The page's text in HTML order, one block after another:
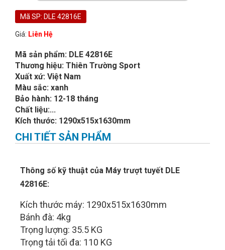
Mã SP: DLE 42816E
Giá: Liên Hệ
Mã sản phẩm: DLE 42816E
Thương hiệu: Thiên Trường Sport
Xuất xứ: Việt Nam
Màu sắc: xanh
Bảo hành: 12-18 tháng
Chất liệu:...
Kích thước: 1290x515x1630mm
CHI TIẾT SẢN PHẨM
Thông số kỹ thuật của Máy trượt tuyết DLE
42816E:
Kích thước máy: 1290x515x1630mm
Bánh đà: 4kg
Trọng lượng: 35.5 KG
Trọng tải tối đa: 110 KG